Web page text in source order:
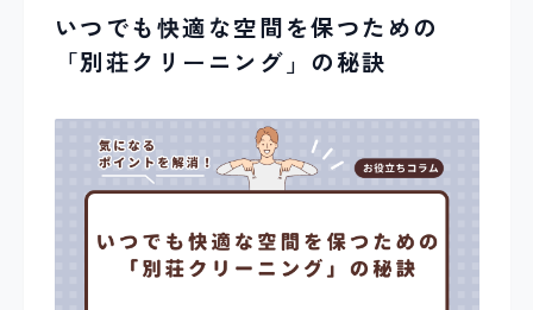
いつでも快適な空間を保つための
「別荘クリーニング」の秘訣